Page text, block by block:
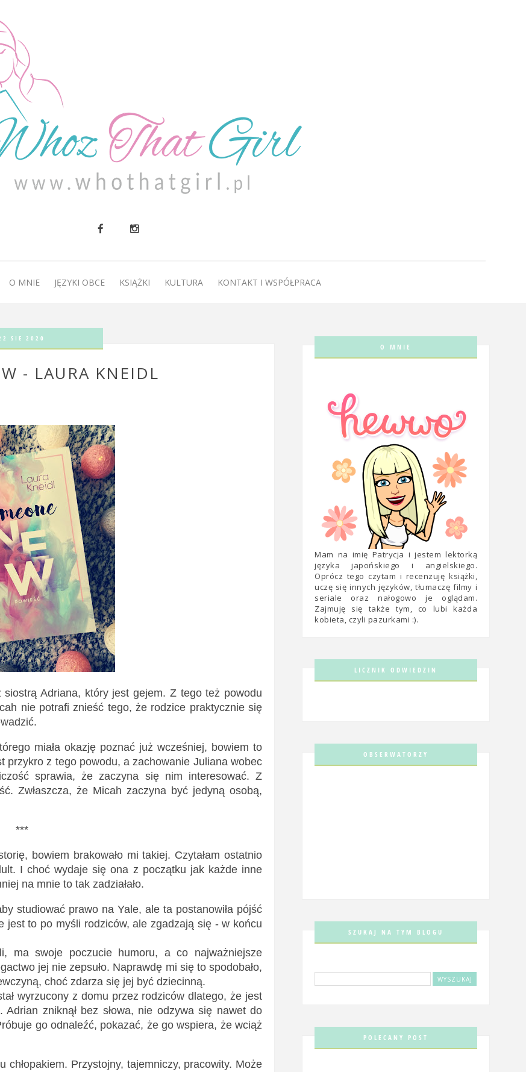
O MNIE
O MNIE JĘZYKI OBCE KSIĄŻKI KULTURA KONTAKT I WSPÓŁPRACA
SIE 2020
- LAURA KNEIDL
Adriana, który jest gejem. Z tego też powodu
nie potrafi znieść tego, że rodzice praktycznie się
miała okazję poznać już wcześniej, bowiem to
przykro z tego powodu, a zachowanie Juliana wobec
sprawia, że zaczyna się nim interesować. Z
Zwłaszcza, że Micah zaczyna być jedyną osobą,
***
bowiem brakowało mi takiej. Czytałam ostatnio
I choć wydaje się ona z początku jak każde inne
na mnie to tak zadziałało.
studiować prawo na Yale, ale ta postanowiła pójść
jest to po myśli rodziców, ale zgadzają się - w końcu
ma swoje poczucie humoru, a co najważniejsze
jej nie zepsuło. Naprawdę mi się to spodobało,
choć zdarza się jej być dziecinną.
wyrzucony z domu przez rodziców dlatego, że jest
zniknął bez słowa, nie odzywa się nawet do
go odnaleźć, pokazać, że go wspiera, że wciąż
Przystojny, tajemniczy, pracowity. Może
O MNIE
Mam na imię Patrycja i jestem lektorką
języka japońskiego i angielskiego.
Oprócz tego czytam i recenzuję książki,
uczę się innych języków, tłumaczę filmy i
seriale oraz nałogowo je oglądam.
Zajmuję się także tym, co lubi każda
kobieta, czyli pazurkami :).
LICZNIK ODWIEDZIN
OBSERWATORZY
SZUKAJ NA TYM BLOGU
POLECANY POST